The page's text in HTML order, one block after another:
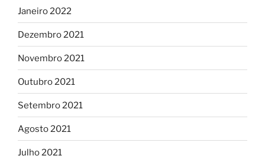
Janeiro 2022
Dezembro 2021
Novembro 2021
Outubro 2021
Setembro 2021
Agosto 2021
Julho 2021